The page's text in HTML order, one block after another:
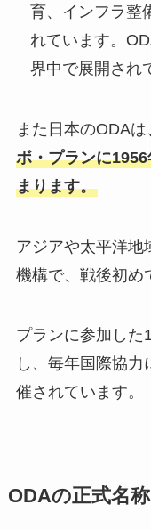
育、インフラ整
れています。
界中で展開され
また日本のODAは
ボ・プランに
まります。
アジアや太平洋地
機構で、戦後初め
プランに参加した
し、毎年国際協
催されています。
ODAの正式名